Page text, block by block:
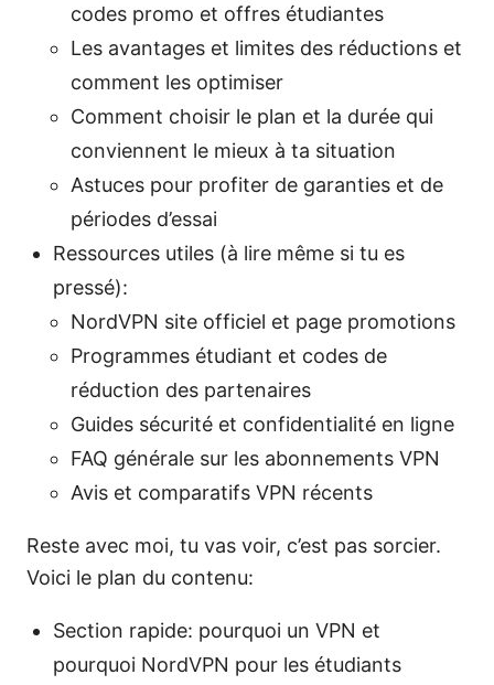
codes promo et offres étudiantes
Les avantages et limites des réductions et
comment les optimiser
Comment choisir le plan et la durée qui
conviennent le mieux à ta situation
Astuces pour profiter de garanties et de
périodes d’essai
Ressources utiles (à lire même si tu es
pressé):
NordVPN site officiel et page promotions
Programmes étudiant et codes de
réduction des partenaires
Guides sécurité et confidentialité en ligne
FAQ générale sur les abonnements VPN
Avis et comparatifs VPN récents
Reste avec moi, tu vas voir, c’est pas sorcier.
Voici le plan du contenu:
Section rapide: pourquoi un VPN et
pourquoi NordVPN pour les étudiants